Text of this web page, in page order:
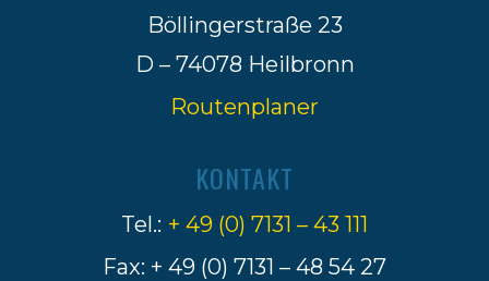
Böllingerstraße 23
D – 74078 Heilbronn
Routenplaner
KONTAKT
Tel.: + 49 (0) 7131 – 43 111
Fax: + 49 (0) 7131 – 48 54 27